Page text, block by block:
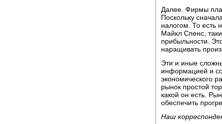
Далее. Фирмы
Поскольку
налогом. То есть
Майкл Спенс,
прибыльности.
наращивать
Эти и иные
информацией и
экономического
рынок простой
какой он есть.
обеспечить
Наш